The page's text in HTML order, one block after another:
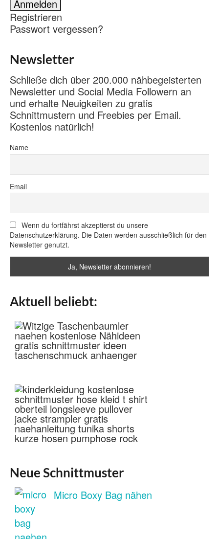
Registrieren
Passwort vergessen?
Newsletter
Schließe dich über 200.000 nähbegeisterten
Newsletter und Social Media Followern an
und erhalte Neuigkeiten zu gratis
Schnittmustern und Freebies per Email.
Kostenlos natürlich!
Name
Email
Wenn du fortfährst akzeptierst du unsere
Datenschutzerklärung. Die Daten werden ausschließlich für den
Newsletter genutzt.
Aktuell beliebt:
Neue Schnittmuster
Micro Boxy Bag nähen